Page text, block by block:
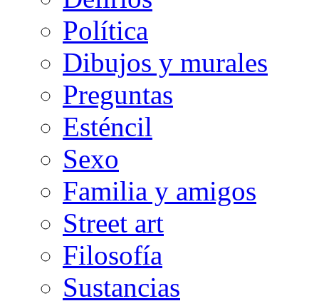
Política
Dibujos y murales
Preguntas
Esténcil
Sexo
Familia y amigos
Street art
Filosofía
Sustancias